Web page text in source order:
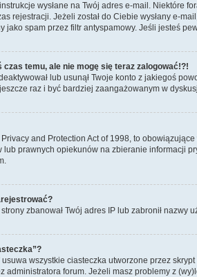
wysłane na Twój adres e-mail. Niektóre
rejestracji. Jeżeli został do Ciebie wysłany e-
jako spam przez filtr antyspamowy. Jeśli jesteś
czas temu, ale nie mogę się teraz zalogować!?!
lub usunął Twoje konto z jakiegoś
raz i być bardziej zaangażowanym w
and Protection Act of 1998, to
prawnych opiekunów na zbieranie informacji
zbanował Twój adres IP lub zabronił
usuwa wszystkie ciasteczka utworzone przez
administratora forum. Jeżeli masz problemy z